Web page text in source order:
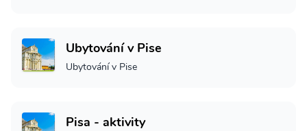
Ubytování v Pise
Ubytování v Pise
Pisa - aktivity